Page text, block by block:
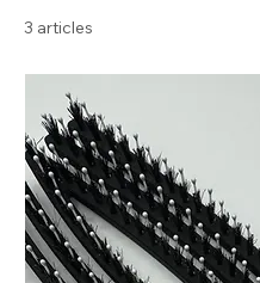
3 articles